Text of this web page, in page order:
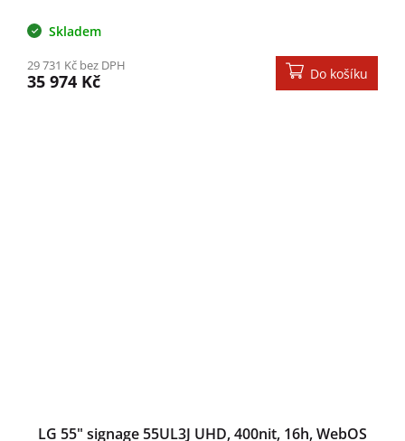
Skladem
29 731 Kč bez DPH
35 974 Kč Do košíku
LG 55" signage 55UL3J UHD, 400nit, 16h, WebOS